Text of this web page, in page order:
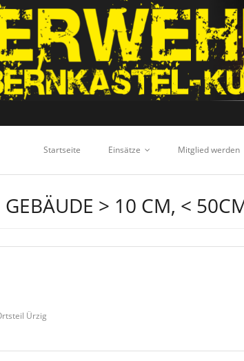
Startseite Einsätze Mitglied werden
GEBÄUDE > 10 CM, <
Ürzig